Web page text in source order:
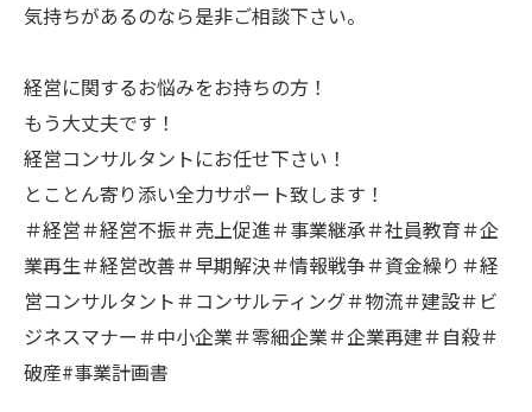
気持ちがあるのなら是非ご相談下さい。
経営に関するお悩みをお持ちの方！
もう大丈夫です！
経営コンサルタントにお任せ下さい！
とことん寄り添い全力サポート致します！
＃経営＃経営不振＃売上促進＃事業継承＃社員教育＃企
業再生＃経営改善＃早期解決＃情報戦争＃資金繰り＃経
営コンサルタント＃コンサルティング＃物流＃建設＃ビ
ジネスマナー＃中小企業＃零細企業＃企業再建＃自殺＃
破産#事業計画書